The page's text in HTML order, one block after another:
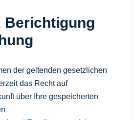
Berichtigung
der geltenden gesetzlichen
das Recht auf
über Ihre gespeicherten